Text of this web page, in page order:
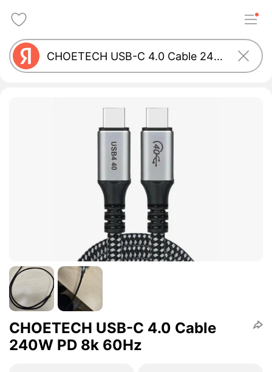
CHOETECH USB-C 4.0 Cable
240W PD 8k 60Hz